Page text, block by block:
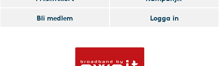
Bli medlem
Logga in